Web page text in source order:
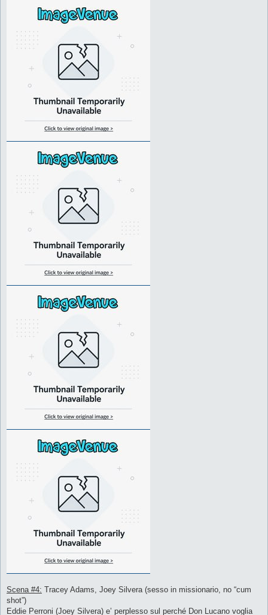
Scena #4: Tracey Adams, Joey Silvera (sesso in missionario, no “cum
shot”)
Eddie Perroni (Joey Silvera) e’ perplesso sul perché Don Lucano voglia